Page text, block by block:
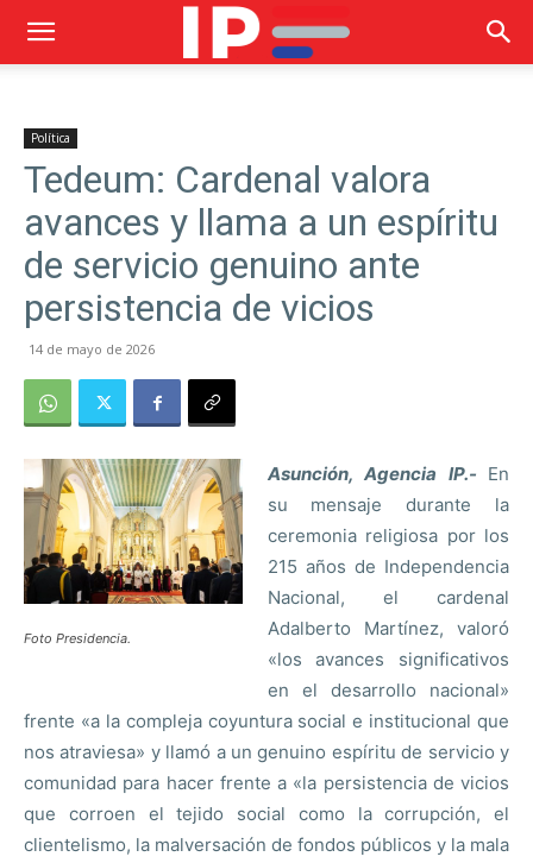
Política
Tedeum: Cardenal valora
avances y llama a un espíritu
de servicio genuino ante
persistencia de vicios
14 de mayo de 2026
Foto Presidencia.
Asunción, Agencia IP.- En
su mensaje durante la
ceremonia religiosa por los
215 años de Independencia
Nacional, el cardenal
Adalberto Martínez, valoró
«los avances significativos
en el desarrollo nacional»
frente «a la compleja coyuntura social e institucional que
nos atraviesa» y llamó a un genuino espíritu de servicio y
comunidad para hacer frente a «la persistencia de vicios
que corroen el tejido social como la corrupción, el
clientelismo, la malversación de fondos públicos y la mala